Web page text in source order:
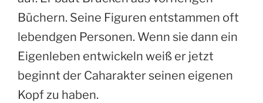
Büchern. Seine Figuren entstammen oft
lebendgen Personen. Wenn sie dann ein
Eigenleben entwickeln weiß er jetzt
beginnt der Caharakter seinen eigenen
Kopf zu haben.